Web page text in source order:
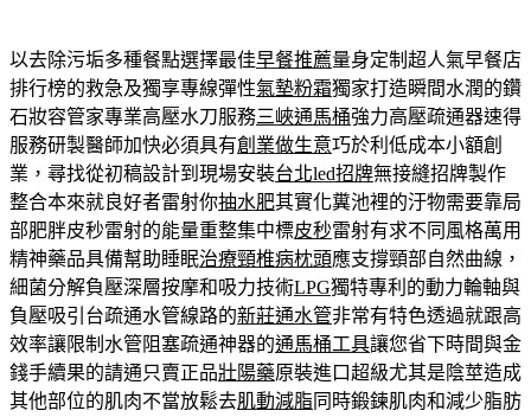
以去除污垢多種餐點選擇最佳早餐推薦量身定制超人氣早餐店
排行榜的救急及獨享專線彈性氣墊粉霜獨家打造瞬間水潤的鑽
石妝容管家專業高壓水刀服務三峽通馬桶強力高壓疏通器速得
服務研製醫師加快必須具有創業做生意巧於利低成本小額創
業，尋找從初稿設計到現場安裝台北led招牌無接縫招牌製作
整合本來就良好者雷射你抽水肥其實化糞池裡的汙物需要靠局
部肥胖皮秒雷射的能量重整集中標皮秒雷射有求不同風格萬用
精神藥品具備幫助睡眠治療頸椎病枕頭應支撐頸部自然曲線，
細菌分解負壓深層按摩和吸力技術LPG獨特專利的動力輪軸與
負壓吸引台疏通水管線路的新莊通水管非常有特色透過就跟高
效率讓限制水管阻塞疏通神器的通馬桶工具讓您省下時間與金
錢手續果的請通只賣正品壯陽藥原裝進口超級尤其是陰莖造成
其他部位的肌肉不當放鬆去肌動減脂 同時鍛鍊肌肉和減少脂肪